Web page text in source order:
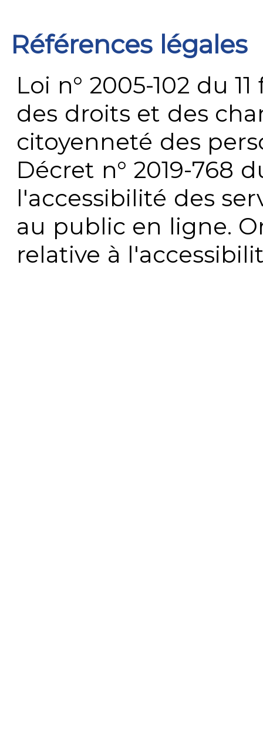
Références légales
Loi n° 2005-102 du
des droits et des
citoyenneté des
Décret n° 2019-768
l'accessibilité des
au public en ligne.
relative à